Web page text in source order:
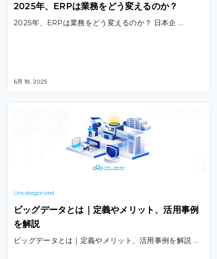
2025年、ERPは業務をどう変えるのか？
2025年、ERPは業務をどう変えるのか？ 日本企 …
6月 18, 2025
Uncategorized
ビッグデータとは｜定義やメリット、活用事例
を解説
ビッグデータとは｜定義やメリット、活用事例を解説 …